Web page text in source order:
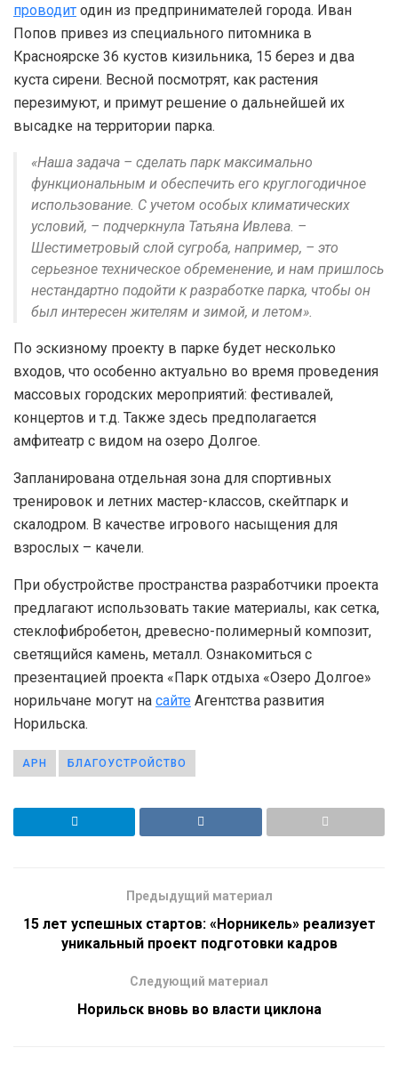
проводит один из предпринимателей города. Иван
Попов привез из специального питомника в
Красноярске 36 кустов кизильника, 15 берез и два
куста сирени. Весной посмотрят, как растения
перезимуют, и примут решение о дальнейшей их
высадке на территории парка.
«Наша задача – сделать парк максимально
функциональным и обеспечить его круглогодичное
использование. С учетом особых климатических
условий, – подчеркнула Татьяна Ивлева. –
Шестиметровый слой сугроба, например, – это
серьезное техническое обременение, и нам пришлось
нестандартно подойти к разработке парка, чтобы он
был интересен жителям и зимой, и летом».
По эскизному проекту в парке будет несколько
входов, что особенно актуально во время проведения
массовых городских мероприятий: фестивалей,
концертов и т.д. Также здесь предполагается
амфитеатр с видом на озеро Долгое.
Запланирована отдельная зона для спортивных
тренировок и летних мастер-классов, скейтпарк и
скалодром. В качестве игрового насыщения для
взрослых – качели.
При обустройстве пространства разработчики проекта
предлагают использовать такие материалы, как сетка,
стеклофибробетон, древесно-полимерный композит,
светящийся камень, металл. Ознакомиться с
презентацией проекта «Парк отдыха «Озеро Долгое»
норильчане могут на сайте Агентства развития
Норильска.
АРН БЛАГОУСТРОЙСТВО
Предыдущий материал
15 лет успешных стартов: «Норникель» реализует
уникальный проект подготовки кадров
Следующий материал
Норильск вновь во власти циклона